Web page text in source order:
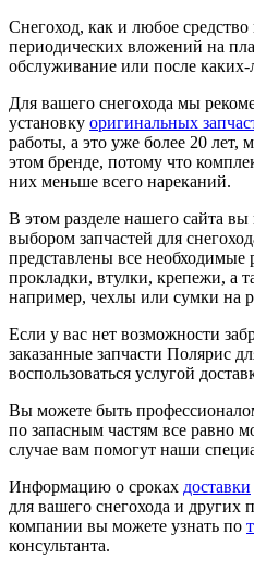
Снегоход, как и любое
периодических вложений на
обслуживание или после каких-
Для вашего снегохода мы
установку оригинальных
работы, а это уже более 20 лет,
этом бренде, потому что
них меньше всего нареканий.
В этом разделе нашего сайта
выбором запчастей для
представлены все
прокладки, втулки, крепежи, а
например, чехлы или сумки на
Если у вас нет возможности
заказанные запчасти Полярис
воспользоваться услугой
Вы можете быть
по запасным частям все равно
случае вам помогут наши
Информацию о сроках доставки
для вашего снегохода и других
компании вы можете узнать по
консультанта.